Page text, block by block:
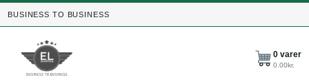
BUSINESS TO BUSINESS
0 varer
0.00kr.